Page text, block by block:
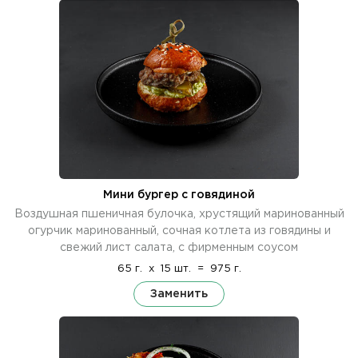
Мини бургер с говядиной
Воздушная пшеничная булочка, хрустящий маринованный
огурчик маринованный, сочная котлета из говядины и
свежий лист салата, с фирменным соусом
65 г. x 15 шт. = 975 г.
Заменить